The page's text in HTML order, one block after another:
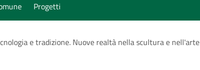
Progetti
e tradizione. Nuove realtà nella scultura e nell'arte